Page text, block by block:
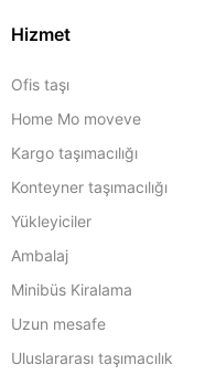
Hizmet
Ofis taşı
Home Mo moveve
Kargo taşımacılığı
Konteyner taşımacılığı
Yükleyiciler
Ambalaj
Minibüs Kiralama
Uzun mesafe
Uluslararası taşımacılık